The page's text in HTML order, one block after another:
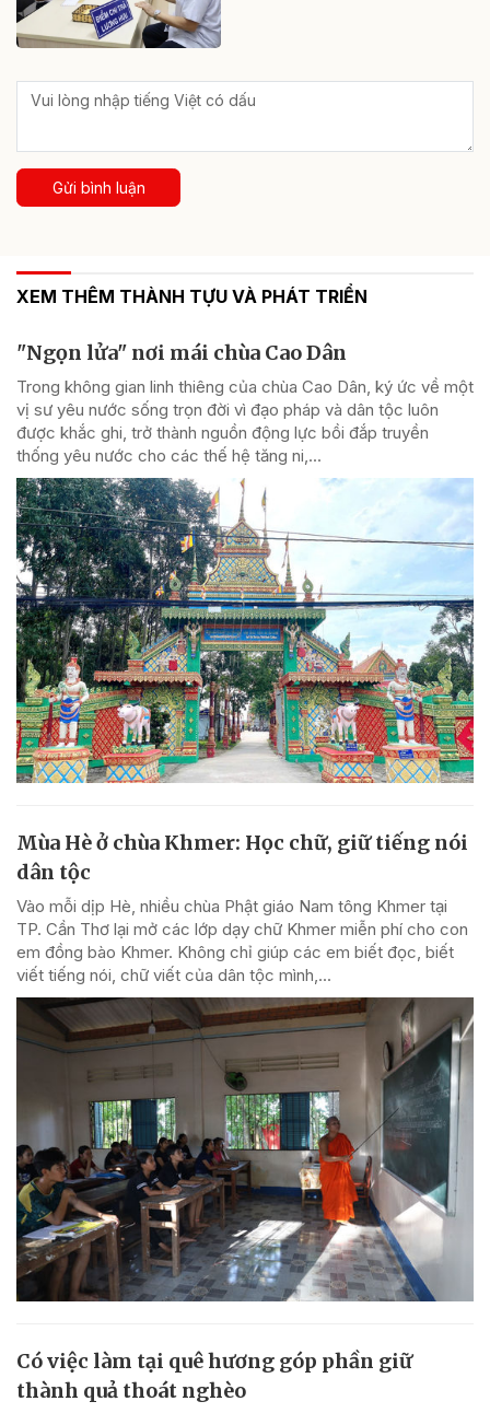
Gửi bình luận
XEM THÊM THÀNH TỰU VÀ PHÁT TRIỂN
"Ngọn lửa" nơi mái chùa Cao Dân
Trong không gian linh thiêng của chùa Cao Dân, ký ức về một
vị sư yêu nước sống trọn đời vì đạo pháp và dân tộc luôn
được khắc ghi, trở thành nguồn động lực bồi đắp truyền
thống yêu nước cho các thế hệ tăng ni,...
Mùa Hè ở chùa Khmer: Học chữ, giữ tiếng nói
dân tộc
Vào mỗi dịp Hè, nhiều chùa Phật giáo Nam tông Khmer tại
TP. Cần Thơ lại mở các lớp dạy chữ Khmer miễn phí cho con
em đồng bào Khmer. Không chỉ giúp các em biết đọc, biết
viết tiếng nói, chữ viết của dân tộc mình,...
Có việc làm tại quê hương góp phần giữ
thành quả thoát nghèo